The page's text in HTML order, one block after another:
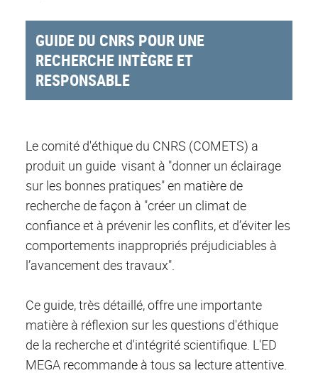
GUIDE DU CNRS POUR UNE
RECHERCHE INTÈGRE ET
RESPONSABLE
Le comité d'éthique du CNRS (COMETS) a
produit un guide visant à "donner un éclairage
sur les bonnes pratiques" en matière de
recherche de façon à "créer un climat de
confiance et à prévenir les conflits, et d’éviter les
comportements inappropriés préjudiciables à
l’avancement des travaux".
Ce guide, très détaillé, offre une importante
matière à réflexion sur les questions d'éthique
de la recherche et d'intégrité scientifique. L'ED
MEGA recommande à tous sa lecture attentive.